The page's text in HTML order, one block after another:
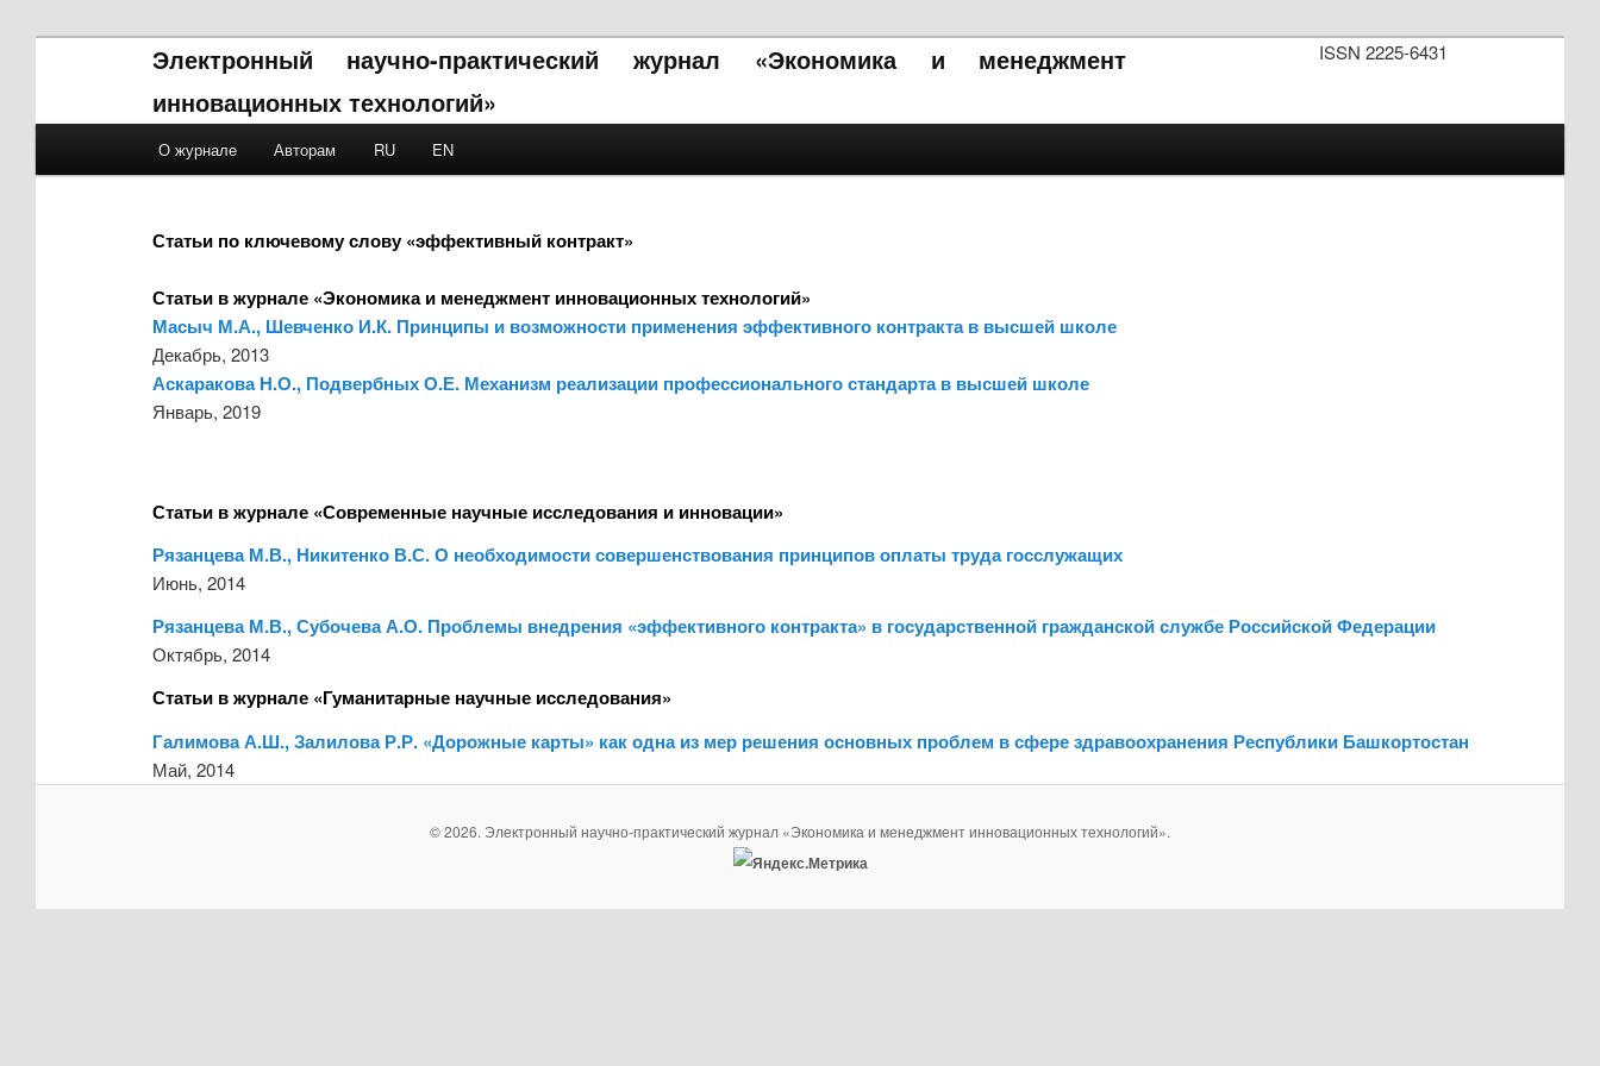
ISSN 2225-6431
Электронный научно-практический журнал «Экономика и менеджмент
инновационных технологий»
Skip to primary content
Skip to secondary content
О журнале Авторам RU EN
Статьи по ключевому слову «эффективный контракт»
Статьи в журнале «Экономика и менеджмент инновационных технологий»
Масыч М.А., Шевченко И.К. Принципы и возможности применения эффективного контракта в высшей школе
Декабрь, 2013
Аскаракова Н.О., Подвербных О.Е. Механизм реализации профессионального стандарта в высшей школе
Январь, 2019
Статьи в журнале «Современные научные исследования и инновации»
Рязанцева М.В., Никитенко В.С. О необходимости совершенствования принципов оплаты труда госслужащих
Июнь, 2014
Рязанцева М.В., Субочева А.О. Проблемы внедрения «эффективного контракта» в государственной гражданской службе Российской Федерации
Октябрь, 2014
Статьи в журнале «Гуманитарные научные исследования»
Галимова А.Ш., Залилова Р.Р. «Дорожные карты» как одна из мер решения основных проблем в сфере здравоохранения Республики Башкортостан
Май, 2014
© 2026. Электронный научно-практический журнал «Экономика и менеджмент инновационных технологий».